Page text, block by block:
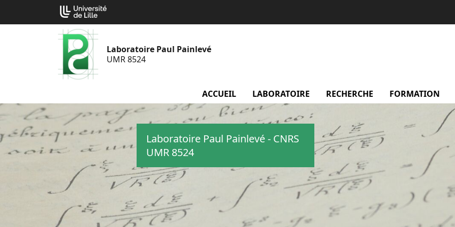
contenu
Laboratoire Paul Painlevé
UMR 8524
ACCUEIL LABORATOIRE menu Laboratoire
RECHERCHE menu Recherche
FORMATION
Laboratoire Paul Painlevé - CNRS
UMR 8524
Cookies management panel